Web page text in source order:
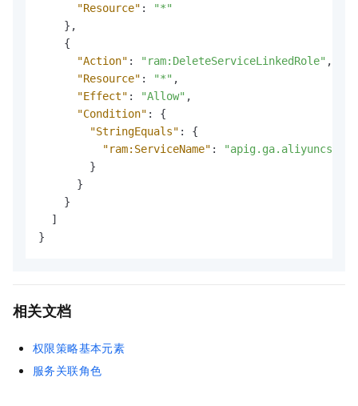
"Resource" :
"*"
} ,
{
"Action" : "ram:DeleteServiceLinkedRole" ,
"Resource" : "*" ,
"Effect" : "Allow" ,
"Condition" :
{
"StringEquals" :
{
"ram:ServiceName" :
}
}
}
]
}
相关文档
权限策略基本元素
服务关联角色